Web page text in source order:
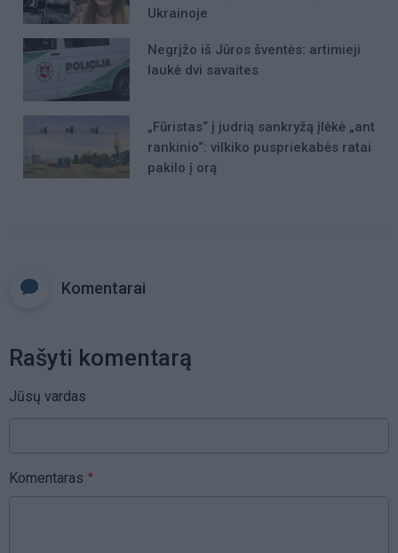
Ukrainoje
Negrįžo iš Jūros šventės: artimieji
laukė dvi savaites
„Fūristas“ į judrią sankryžą įlėkė „ant
rankinio“: vilkiko puspriekabės ratai
pakilo į orą
Komentarai
Rašyti komentarą
Jūsų vardas
Komentaras